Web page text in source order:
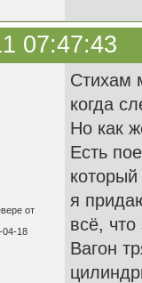
07:47:43
от
04-18
Стихам
когда
Но как
Есть
я
всё,
Вагон